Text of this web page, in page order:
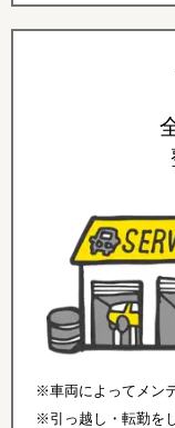
※車両によってメン
※引っ越し・転勤を